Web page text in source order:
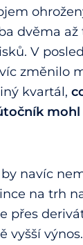
dvěma
V
změnilo
kvartál,
mohl
navíc
na trh
přes
vyšší